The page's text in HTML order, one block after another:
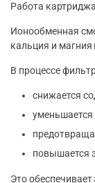
Работа
Ионообменная
кальция и
В процессе
снижается
уменьшается
повышается
Это